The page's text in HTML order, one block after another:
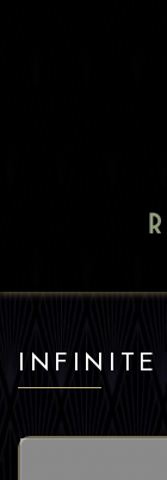
INFINITE